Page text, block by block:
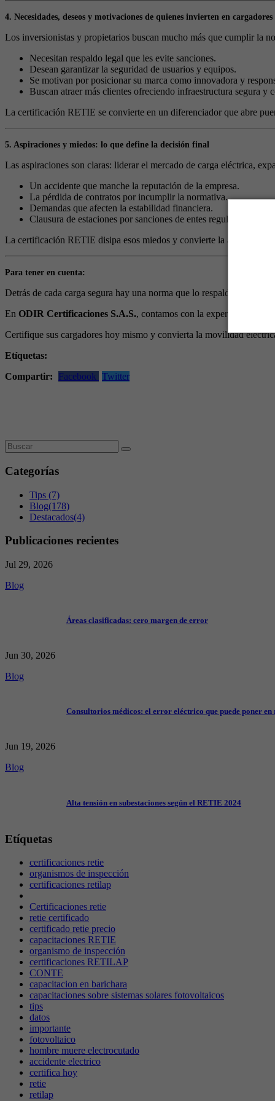
4. Necesidades, deseos y motivaciones de quienes invierten en cargadores
Los inversionistas y propietarios buscan mucho más que cumplir la
Necesitan respaldo legal que les evite sanciones.
Desean garantizar la seguridad de usuarios y equipos.
Se motivan por posicionar su marca como innovadora y
Buscan atraer más clientes ofreciendo infraestructura segura y
La certificación RETIE se convierte en un diferenciador que abre
5. Aspiraciones y miedos: lo que define la decisión final
Las aspiraciones son claras: liderar el mercado de carga eléctrica,
Un accidente que manche la reputación de la empresa.
La pérdida de contratos por incumplir la normativa.
Demandas que afecten la estabilidad financiera.
Clausura de estaciones por sanciones de entes reguladores.
La certificación RETIE disipa esos miedos y convierte la aspiración
Para tener en cuenta:
Detrás de cada carga segura hay una norma que lo respalda: el
En ODIR Certificaciones S.A.S., contamos con la experiencia
Certifique sus cargadores hoy mismo y convierta la movilidad
Etíquetas:
Compartir:
Facebook Twitter
Categorías
Tips (7)
Blog(178)
Destacados(4)
Publicaciones recientes
Jul 29, 2026
Blog
Áreas clasificadas: cero margen de error
Jun 30, 2026
Blog
Consultorios médicos: el error eléctrico que puede poner en
Jun 19, 2026
Blog
Alta tensión en subestaciones según el RETIE 2024
Etíquetas
certificaciones retie
organismos de inspección
certificaciones retilap
Certificaciones retie
retie certificado
certificado retie precio
capacitaciones RETIE
organismo de inspección
certificaciones RETILAP
CONTE
capacitacion en barichara
capacitaciones sobre sistemas solares fotovoltaicos
tips
datos
importante
fotovoltaico
hombre muere electrocutado
accidente electrico
certifica hoy
retie
retilap